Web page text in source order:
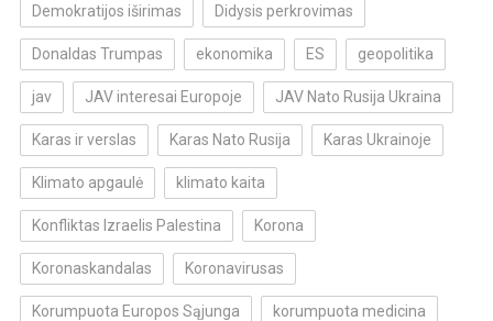
Demokratijos iširimas Didysis perkrovimas
Donaldas Trumpas ekonomika ES geopolitika
jav JAV interesai Europoje JAV Nato Rusija Ukraina
Karas ir verslas Karas Nato Rusija Karas Ukrainoje
Klimato apgaulė klimato kaita
Konfliktas Izraelis Palestina Korona
Koronaskandalas Koronavirusas
Korumpuota Europos Sąjunga korumpuota medicina